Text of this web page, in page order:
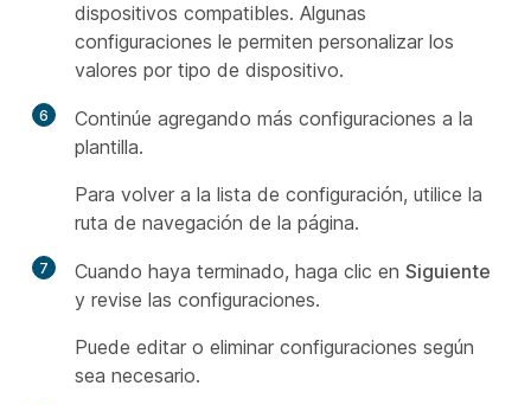
dispositivos compatibles. Algunas
configuraciones le permiten personalizar los
valores por tipo de dispositivo.
6
Continúe agregando más configuraciones a la
plantilla.
Para volver a la lista de configuración, utilice la
ruta de navegación de la página.
7 Cuando haya terminado, haga clic en Siguiente
y revise las configuraciones.
Puede editar o eliminar configuraciones según
sea necesario.